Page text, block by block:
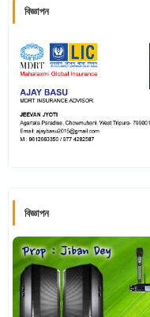
বিজ্ঞাপন
বিজ্ঞাপন